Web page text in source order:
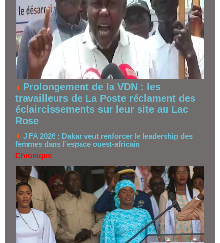
Prolongement de la VDN : les
travailleurs de La Poste réclament des
éclaircissements sur leur site au Lac
Rose
JIFA 2026 : Dakar veut renforcer le leadership des
femmes dans l’espace ouest-africain
Chronique